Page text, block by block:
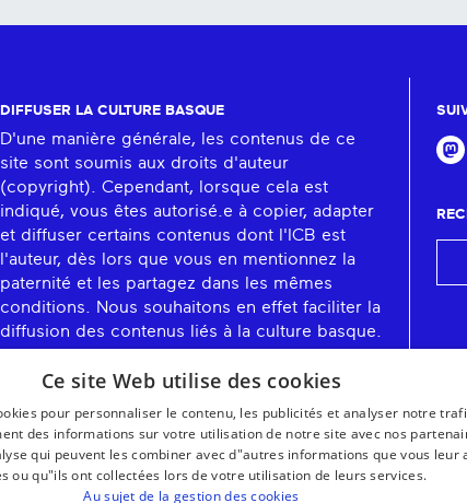
DIFFUSER LA CULTURE BASQUE
D'une manière générale, les contenus de ce
site sont soumis aux droits d'auteur
(copyright). Cependant, lorsque cela est
indiqué, vous êtes autorisé.e à copier, adapter
et diffuser certains contenus dont l'ICB est
l'auteur, dès lors que vous en mentionnez la
paternité et les partagez dans les mêmes
conditions. Nous souhaitons en effet faciliter la
diffusion des contenus liés à la culture basque.
En savoir plus
Ce site Web utilise des cookies
pour personnaliser le contenu, les publicités et analyser notre
des informations sur votre utilisation de notre site avec nos
qui peuvent les combiner avec d"autres informations que vous leur
ou qu"ils ont collectées lors de votre utilisation de leurs services.
Au sujet de la gestion des cookies